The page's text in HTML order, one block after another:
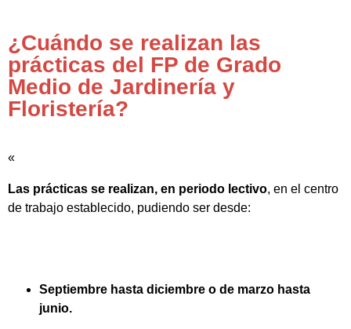
¿Cuándo se realizan las
prácticas del FP de Grado
Medio de Jardinería y
Floristería?
«
Las prácticas se realizan, en periodo lectivo, en el centro
de trabajo establecido, pudiendo ser desde:
Septiembre hasta diciembre o de marzo hasta
junio.